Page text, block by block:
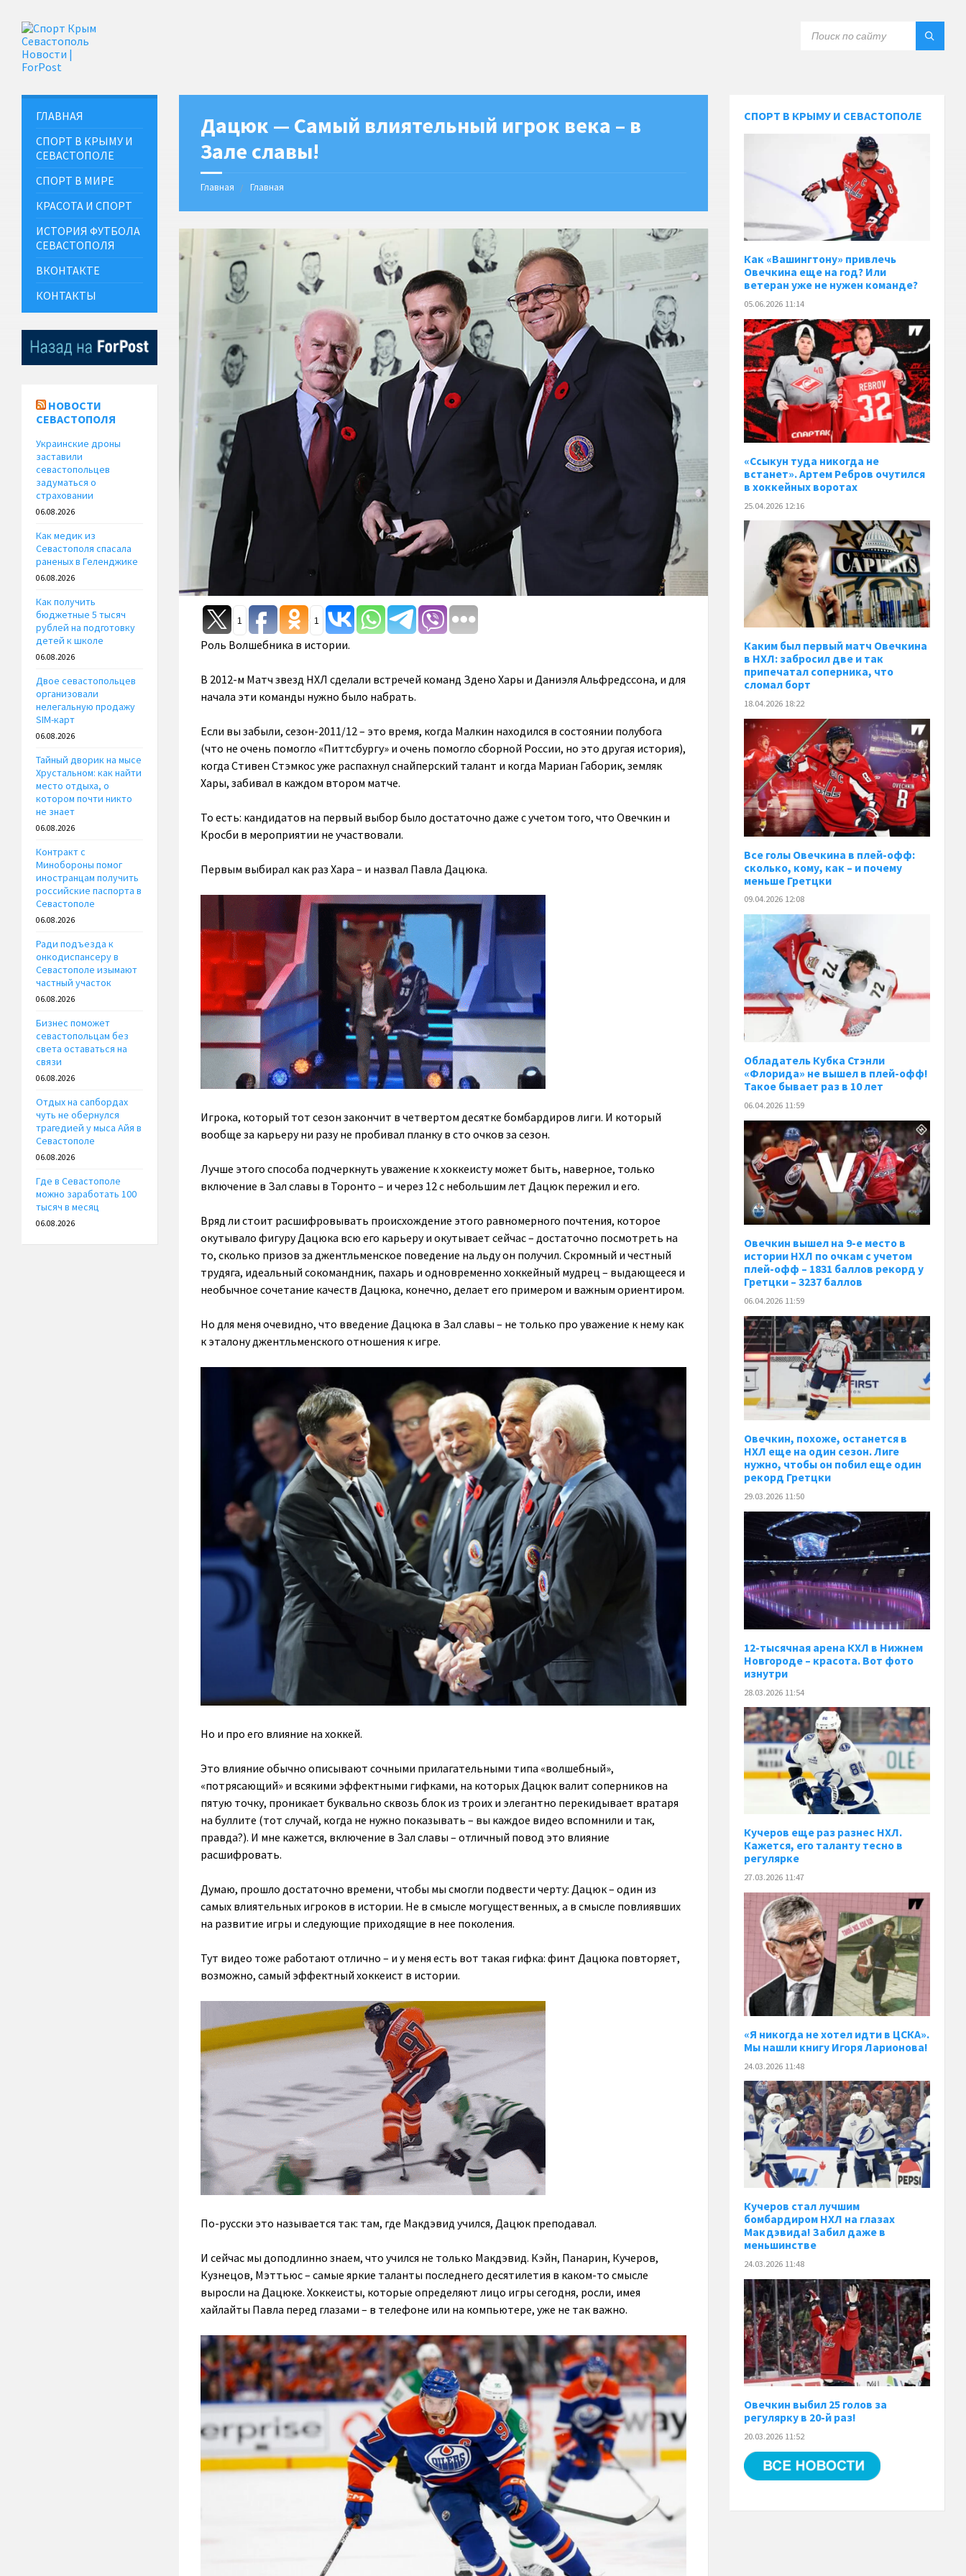
Дацюк — Самый влиятельный игрок века – в
Зале славы!
Главная Главная
1 1
Роль Волшебника в истории.
В 2012-м Матч звезд НХЛ сделали встречей команд Здено Хары и Даниэля Альфредссона, и для
начала эти команды нужно было набрать.
Если вы забыли, сезон-2011/12 – это время, когда Малкин находился в состоянии полубога
(что не очень помогло «Питтсбургу» и очень помогло сборной России, но это другая история),
когда Стивен Стэмкос уже распахнул снайперский талант и когда Мариан Габорик, земляк
Хары, забивал в каждом втором матче.
То есть: кандидатов на первый выбор было достаточно даже с учетом того, что Овечкин и
Кросби в мероприятии не участвовали.
Первым выбирал как раз Хара – и назвал Павла Дацюка.
Игрока, который тот сезон закончит в четвертом десятке бомбардиров лиги. И который
вообще за карьеру ни разу не пробивал планку в сто очков за сезон.
Лучше этого способа подчеркнуть уважение к хоккеисту может быть, наверное, только
включение в Зал славы в Торонто – и через 12 с небольшим лет Дацюк пережил и его.
Вряд ли стоит расшифровывать происхождение этого равномерного почтения, которое
окутывало фигуру Дацюка всю его карьеру и окутывает сейчас – достаточно посмотреть на
то, сколько призов за джентльменское поведение на льду он получил. Скромный и честный
трудяга, идеальный сокомандник, пахарь и одновременно хоккейный мудрец – выдающееся и
необычное сочетание качеств Дацюка, конечно, делает его примером и важным ориентиром.
Но для меня очевидно, что введение Дацюка в Зал славы – не только про уважение к нему как
к эталону джентльменского отношения к игре.
Но и про его влияние на хоккей.
Это влияние обычно описывают сочными прилагательными типа «волшебный»,
«потрясающий» и всякими эффектными гифками, на которых Дацюк валит соперников на
пятую точку, проникает буквально сквозь блок из троих и элегантно перекидывает вратаря
на буллите (тот случай, когда не нужно показывать – вы каждое видео вспомнили и так,
правда?). И мне кажется, включение в Зал славы – отличный повод это влияние
расшифровать.
Думаю, прошло достаточно времени, чтобы мы смогли подвести черту: Дацюк – один из
самых влиятельных игроков в истории. Не в смысле могущественных, а в смысле повлиявших
на развитие игры и следующие приходящие в нее поколения.
Тут видео тоже работают отлично – и у меня есть вот такая гифка: финт Дацюка повторяет,
возможно, самый эффектный хоккеист в истории.
По-русски это называется так: там, где Макдэвид учился, Дацюк преподавал.
И сейчас мы доподлинно знаем, что учился не только Макдэвид. Кэйн, Панарин, Кучеров,
Кузнецов, Мэттьюс – самые яркие таланты последнего десятилетия в каком-то смысле
выросли на Дацюке. Хоккеисты, которые определяют лицо игры сегодня, росли, имея
хайлайты Павла перед глазами – в телефоне или на компьютере, уже не так важно.
ГЛАВНАЯ
СПОРТ В КРЫМУ И
СЕВАСТОПОЛЕ
СПОРТ В МИРЕ
КРАСОТА И СПОРТ
ИСТОРИЯ ФУТБОЛА
СЕВАСТОПОЛЯ
ВКОНТАКТЕ
КОНТАКТЫ
НОВОСТИ
СЕВАСТОПОЛЯ
Украинские дроны
заставили
севастопольцев
задуматься о
страховании
06.08.2026
Как медик из
Севастополя спасала
раненых в Геленджике
06.08.2026
Как получить
бюджетные 5 тысяч
рублей на подготовку
детей к школе
06.08.2026
Двое севастопольцев
организовали
нелегальную продажу
SIM-карт
06.08.2026
Тайный дворик на мысе
Хрустальном: как найти
место отдыха, о
котором почти никто
не знает
06.08.2026
Контракт с
Минобороны помог
иностранцам получить
российские паспорта в
Севастополе
06.08.2026
Ради подъезда к
онкодиспансеру в
Севастополе изымают
частный участок
06.08.2026
Бизнес поможет
севастопольцам без
света оставаться на
связи
06.08.2026
Отдых на сапбордах
чуть не обернулся
трагедией у мыса Айя в
Севастополе
06.08.2026
Где в Севастополе
можно заработать 100
тысяч в месяц
06.08.2026
СПОРТ В КРЫМУ И СЕВАСТОПОЛЕ
Как «Вашингтону» привлечь
Овечкина еще на год? Или
ветеран уже не нужен команде?
05.06.2026 11:14
«Ссыкун туда никогда не
встанет». Артем Ребров очутился
в хоккейных воротах
25.04.2026 12:16
Каким был первый матч Овечкина
в НХЛ: забросил две и так
припечатал соперника, что
сломал борт
18.04.2026 18:22
Все голы Овечкина в плей-офф:
сколько, кому, как – и почему
меньше Гретцки
09.04.2026 12:08
Обладатель Кубка Стэнли
«Флорида» не вышел в плей-офф!
Такое бывает раз в 10 лет
06.04.2026 11:59
Овечкин вышел на 9-е место в
истории НХЛ по очкам с учетом
плей-офф – 1831 баллов рекорд у
Гретцки – 3237 баллов
06.04.2026 11:59
Овечкин, похоже, останется в
НХЛ еще на один сезон. Лиге
нужно, чтобы он побил еще один
рекорд Гретцки
29.03.2026 11:50
12-тысячная арена КХЛ в Нижнем
Новгороде – красота. Вот фото
изнутри
28.03.2026 11:54
Кучеров еще раз разнес НХЛ.
Кажется, его таланту тесно в
регулярке
27.03.2026 11:47
«Я никогда не хотел идти в ЦСКА».
Мы нашли книгу Игоря Ларионова!
24.03.2026 11:48
Кучеров стал лучшим
бомбардиром НХЛ на глазах
Макдэвида! Забил даже в
меньшинстве
24.03.2026 11:48
Овечкин выбил 25 голов за
регулярку в 20-й раз!
20.03.2026 11:52